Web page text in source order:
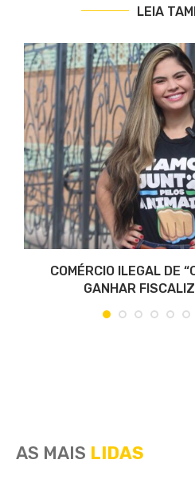
LEIA
COMÉRCIO ILEGAL DE
GANHAR
AS MAIS LIDAS